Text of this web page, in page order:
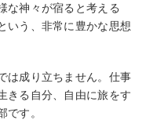
な神々が宿ると考える
いう、非常に豊かな思想
は成り立ちません。仕事
きる自分、自由に旅をす
す。